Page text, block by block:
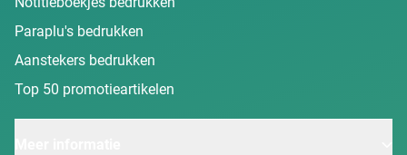
Paraplu's bedrukken
Aanstekers bedrukken
Top 50 promotieartikelen